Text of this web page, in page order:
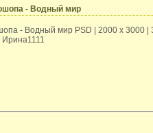
- Водный мир
- Водный мир PSD | 2000 x 3000 |
Ирина1111